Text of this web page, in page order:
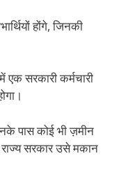
होंगे, जिनकी
सरकारी कर्मचारी
पास कोई भी ज़मीन
सरकार उसे मकान